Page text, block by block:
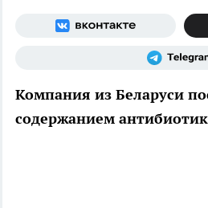
Компания из Беларуси
содержанием